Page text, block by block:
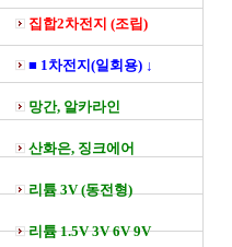
집합2차전지 (조립)
■ 1차전지(일회용) ↓
망간, 알카라인
산화은, 징크에어
리튬 3V (동전형)
리튬 1.5V 3V 6V 9V